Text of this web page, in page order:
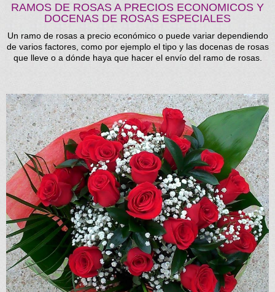
RAMOS DE ROSAS A PRECIOS ECONOMICOS Y
DOCENAS DE ROSAS ESPECIALES
Un ramo de rosas a precio económico o puede variar dependiendo
de varios factores, como por ejemplo el tipo y las docenas de rosas
que lleve o a dónde haya que hacer el envío del ramo de rosas.